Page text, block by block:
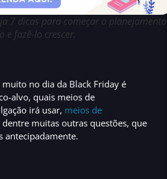
7 dicas para começar o planejamento
e fazê-lo crescer.
no dia da Black Friday é
alvo, quais meios de
irá usar, meios de
dentre muitas outras questões, que
antecipadamente.